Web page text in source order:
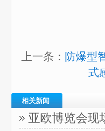
上一条： 防爆型
式
相关新闻
亚欧博览会现